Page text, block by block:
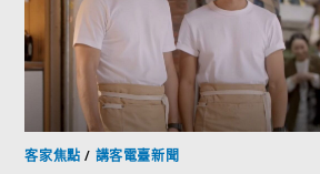
客家焦點 / 講客電臺新聞